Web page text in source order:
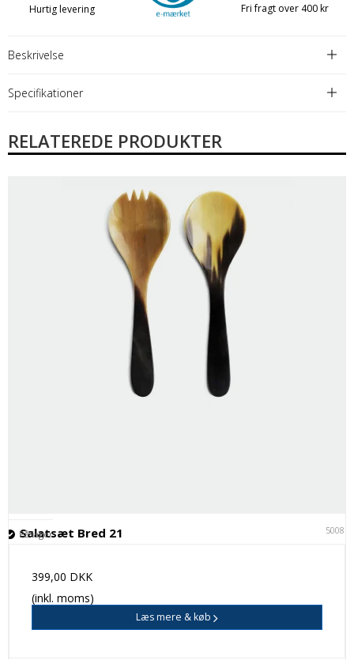
Hurtig levering Fri fragt over 400 kr
Beskrivelse
Specifikationer
RELATEREDE PRODUKTER
Salatsæt Bred 21 50081
På lager
399,00 DKK
(inkl. moms)
Læs mere & køb